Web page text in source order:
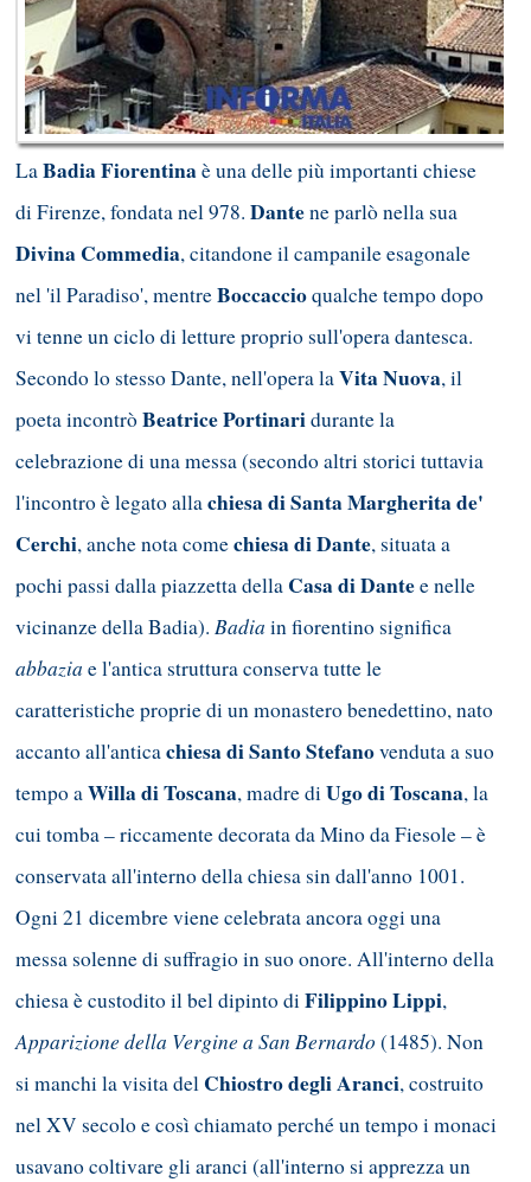
LaBadia Fiorentinaè una delle più importanti chiese
di Firenze, fondata nel 978. Dantene parlò nella sua
Divina Commedia, citandone il campanile esagonale
nel 'il Paradiso', mentreBoccaccioqualche tempo dopo
vi tenne un ciclo di letture proprio sull'opera dantesca.
Secondo lo stesso Dante, nell'opera laVita Nuova, il
poeta incontròBeatrice Portinaridurante la
celebrazione di una messa (secondo altri storici tuttavia
l'incontro è legato allachiesa di Santa Margherita de'
Cerchi, anche nota comechiesa di Dante, situata a
pochi passi dalla piazzetta della Casa di Dantee nelle
vicinanze della Badia). Badia in fiorentino significa
abbazia e l'antica struttura conserva tutte le
caratteristiche proprie di un monastero benedettino, nato
accanto all'anticachiesa di Santo Stefanovenduta a suo
tempo aWilla di Toscana, madre diUgo di Toscana, la
cui tomba – riccamente decorata da Mino da Fiesole – è
conservata all'interno della chiesa sin dall'anno 1001.
Ogni 21 dicembre viene celebrata ancora oggi una
messa solenne di suffragio in suo onore. All'interno della
chiesa è custodito il bel dipinto diFilippino Lippi,
Apparizione della Vergine a San Bernardo (1485). Non
si manchi la visita del Chiostro degli Aranci, costruito
nel XV secolo e così chiamato perché un tempo i monaci
usavano coltivare gli aranci (all'interno si apprezza un